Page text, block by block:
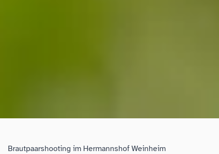
Brautpaarshooting im Hermannshof Weinheim